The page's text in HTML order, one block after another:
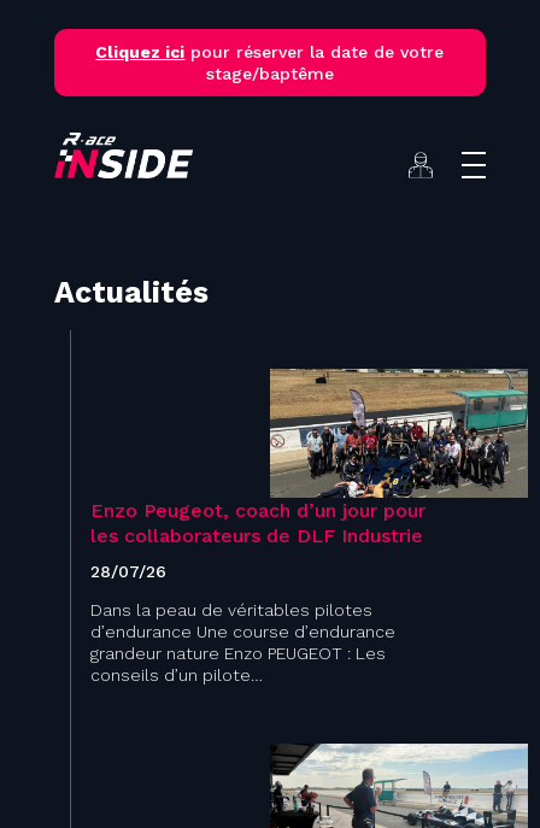
Cliquez ici pour réserver la date de votre
stage/baptême
Actualités
Enzo Peugeot, coach d’un jour pour
les collaborateurs de DLF Industrie
28/07/26
Dans la peau de véritables pilotes
d’endurance Une course d’endurance
grandeur nature Enzo PEUGEOT : Les
conseils d’un pilote…